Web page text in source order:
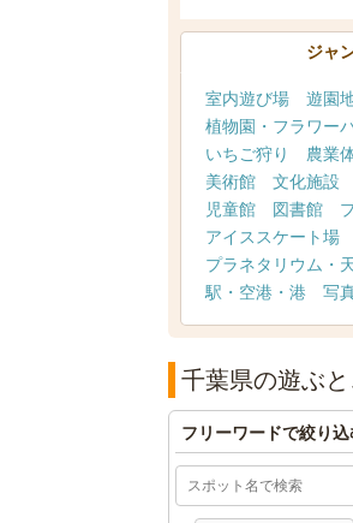
ジャ
室内遊び場 遊園
植物園・フラワー
いちご狩り
農業
美術館
文化施設
児童館
図書館
アイススケート場
プラネタリウム・
駅・空港・港
写
千葉県の遊ぶ
フリーワードで絞り込